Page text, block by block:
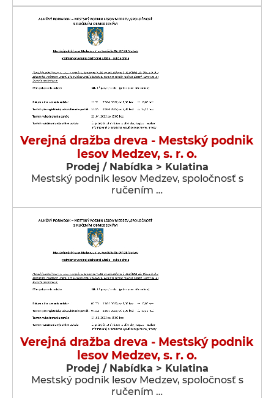
Verejná dražba dreva - Mestský podnik
lesov Medzev, s. r. o.
Prodej / Nabídka > Kulatina
Mestský podnik lesov Medzev, spoločnosť s
ručením …
Verejná dražba dreva - Mestský podnik
lesov Medzev, s. r. o.
Prodej / Nabídka > Kulatina
Mestský podnik lesov Medzev, spoločnosť s
ručením …